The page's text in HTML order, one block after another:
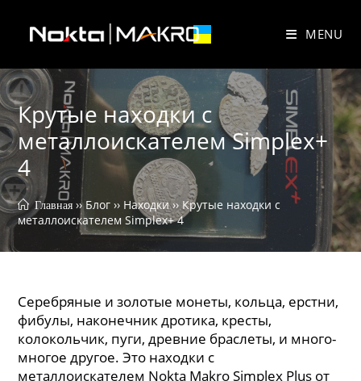
content
MENU
Крутые находки с
металлоискателем Simplex+
4
Главная ›› Блог ›› Находки ›› Крутые находки с
металлоискателем Simplex+ 4
Серебряные и золотые монеты, кольца, ерстни,
фибулы, наконечник дротика, кресты,
колокольчик, пуги, древние браслеты, и много-
многое другое. Это находки с
металлоискателем Nokta Makro Simplex Plus от